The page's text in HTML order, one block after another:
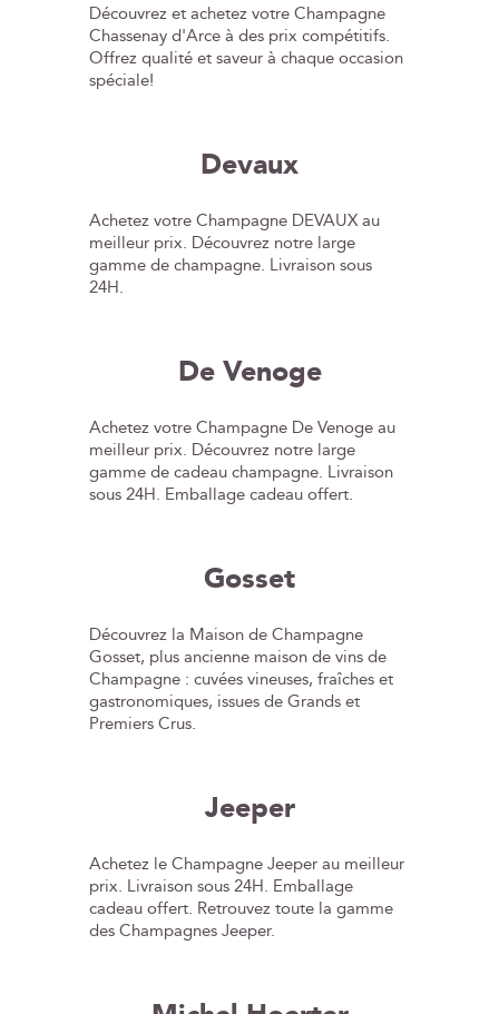
Découvrez et achetez votre Champagne
Chassenay d'Arce à des prix compétitifs.
Offrez qualité et saveur à chaque occasion
spéciale!
Devaux
Achetez votre Champagne DEVAUX au
meilleur prix. Découvrez notre large
gamme de champagne. Livraison sous
24H.
De Venoge
Achetez votre Champagne De Venoge au
meilleur prix. Découvrez notre large
gamme de cadeau champagne. Livraison
sous 24H. Emballage cadeau offert.
Gosset
Découvrez la Maison de Champagne
Gosset, plus ancienne maison de vins de
Champagne : cuvées vineuses, fraîches et
gastronomiques, issues de Grands et
Premiers Crus.
Jeeper
Achetez le Champagne Jeeper au meilleur
prix. Livraison sous 24H. Emballage
cadeau offert. Retrouvez toute la gamme
des Champagnes Jeeper.